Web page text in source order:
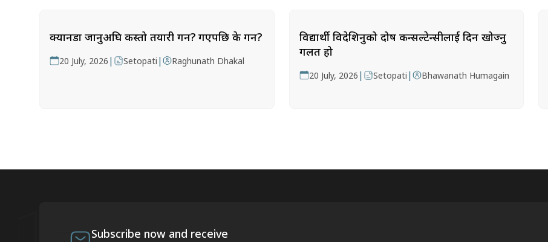
क्यानडा जानुअघि कस्तो तयारी गर्ने? गएपछि के गर्ने?
20 July, 2026 | Setopati | Raghunath Dhakal
विद्यार्थी विदेशिनुको दोष कन्सल्टेन्सीलाई दिन खोज्नु
गलत हो
20 July, 2026 | Setopati | Bhawanath Humagain
Subscribe now and receive